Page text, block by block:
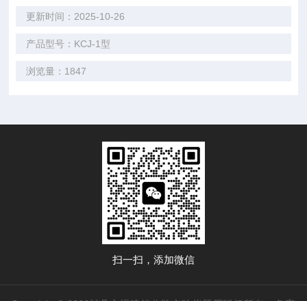
更新时间：2025-10-26
产品型号：KCJ-1型
浏览量：1847
扫一扫，添加微信